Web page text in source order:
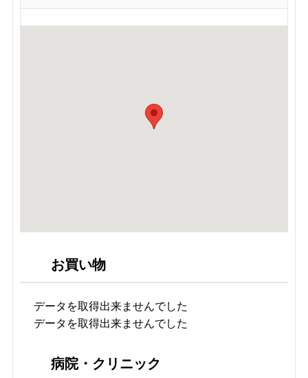
お買い物
データを取得出来ませんでした
データを取得出来ませんでした
病院・クリニック